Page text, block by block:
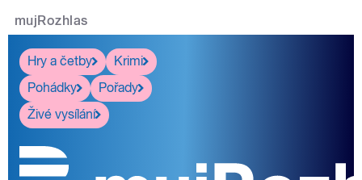
mujRozhlas
Hry a četby
Krimi
Pohádky
Pořady
Živé vysílání